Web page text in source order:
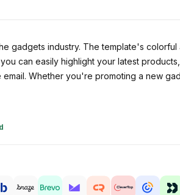
gadgets industry. The template's
can easily highlight your latest
Whether you're promoting a new